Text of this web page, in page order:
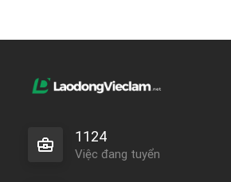
1124
Việc đang tuyển